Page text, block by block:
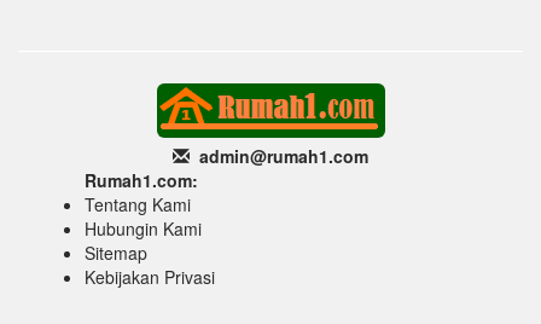
admin@rumah1.com
Rumah1.com:
Tentang Kami
Hubungin Kami
Sitemap
Kebijakan Privasi